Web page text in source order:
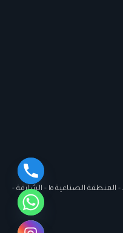
خلف شارع الشيخ محمد بن زايد - المنطقة الصناعية ١٥ - الشارقة -